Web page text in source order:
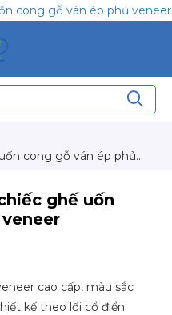
cong gỗ ván ép phủ
ghế uốn
cao cấp, màu sắc
kế theo lối cổ điển